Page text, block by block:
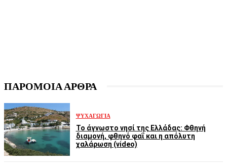
ΠΑΡΟΜΟΙΑ ΑΡΘΡΑ
ΨΥΧΑΓΩΓΊΑ
Το άγνωστο νησί της Ελλάδας: Φθηνή
διαμονή, φθηνό φαΐ και η απόλυτη
χαλάρωση (video)